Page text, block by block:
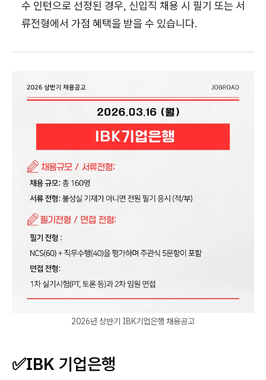
수 인턴으로 선정된 경우, 신입직 채용 시 필기 또는 서
류전형에서 가점 혜택을 받을 수 있습니다.
2026년 상반기 IBK기업은행 채용공고
✅IBK 기업은행